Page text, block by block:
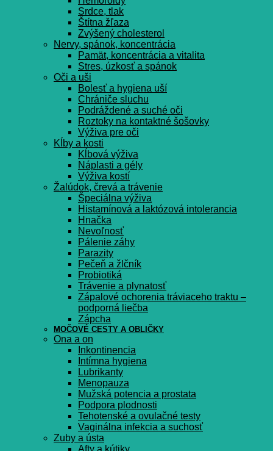
Srdce, tlak
Štítna žľaza
Zvýšený cholesterol
Nervy, spánok, koncentrácia
Pamät, koncentrácia a vitalita
Stres, úzkosť a spánok
Oči a uši
Bolesť a hygiena uší
Chrániče sluchu
Podráždené a suché oči
Roztoky na kontaktné šošovky
Výživa pre oči
Kĺby a kosti
Kĺbová výživa
Náplasti a gély
Výživa kostí
Žalúdok, črevá a trávenie
Špeciálna výživa
Histamínová a laktózová intolerancia
Hnačka
Nevoľnosť
Pálenie záhy
Parazity
Pečeň a žlčník
Probiotiká
Trávenie a plynatosť
Zápalové ochorenia tráviaceho traktu –
podporná liečba
Zápcha
MOČOVÉ CESTY A OBLIČKY
Ona a on
Inkontinencia
Intímna hygiena
Lubrikanty
Menopauza
Mužská potencia a prostata
Podpora plodnosti
Tehotenské a ovulačné testy
Vaginálna infekcia a suchosť
Zuby a ústa
Afty a kútiky